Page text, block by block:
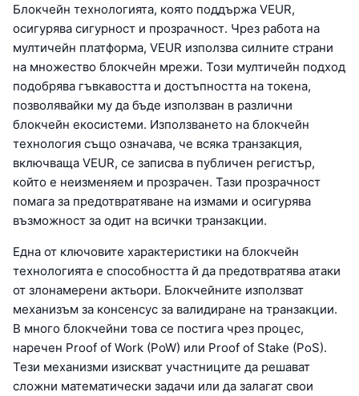
Блокчейн технологията, която поддържа VEUR,
осигурява сигурност и прозрачност. Чрез работа на
мултичейн платформа, VEUR използва силните страни
на множество блокчейн мрежи. Този мултичейн подход
подобрява гъвкавостта и достъпността на токена,
позволявайки му да бъде използван в различни
блокчейн екосистеми. Използването на блокчейн
технология също означава, че всяка транзакция,
включваща VEUR, се записва в публичен регистър,
който е неизменяем и прозрачен. Тази прозрачност
помага за предотвратяване на измами и осигурява
възможност за одит на всички транзакции.
Една от ключовите характеристики на блокчейн
технологията е способността й да предотвратява атаки
от злонамерени актьори. Блокчейните използват
механизъм за консенсус за валидиране на транзакции.
В много блокчейни това се постига чрез процес,
наречен Proof of Work (PoW) или Proof of Stake (PoS).
Тези механизми изискват участниците да решават
сложни математически задачи или да залагат свои